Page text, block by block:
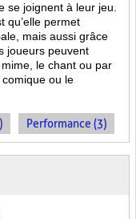
se joignent à leur jeu.
qu’elle permet
mais aussi grâce
joueurs peuvent
le chant ou par
comique ou le
Performance (3)